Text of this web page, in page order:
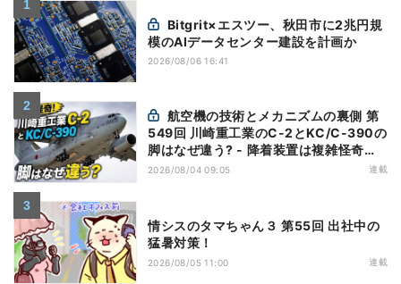
模のAIデータセンター建設を計画か
2026/08/06 16:41
549回 川崎重工業のC-2とKC/C-390の
脚はなぜ違う? - 降着装置は複雑怪奇
(5)|軍用輸送機(10)
2026/08/04 09:05 連載
情シスのタマちゃん３ 第55回 出社中の
猛暑対策！
2026/08/05 11:00 連載